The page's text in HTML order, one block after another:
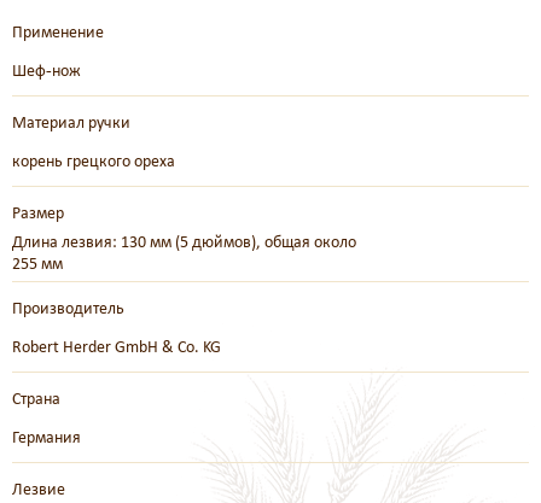
Применение
Шеф-нож
Материал ручки
корень грецкого ореха
Размер
Длина лезвия: 130 мм (5 дюймов), общая около
255 мм
Производитель
Robert Herder GmbH & Co. KG
Страна
Германия
Лезвие